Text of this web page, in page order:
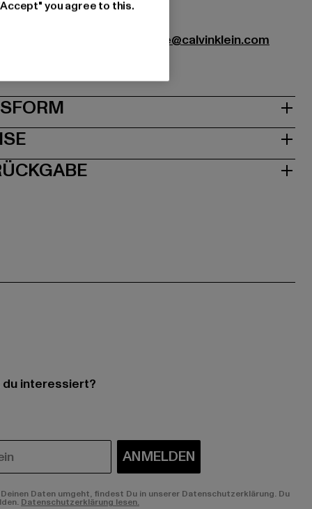
service.de@calvinklein.com
Düsseldorf | DE
PASSFORM
interessiert?
ANMELDEN
Daten umgeht, findest Du in unserer Datenschutzerklärung. Du
Datenschutzerklärung lesen.
you agree to this.